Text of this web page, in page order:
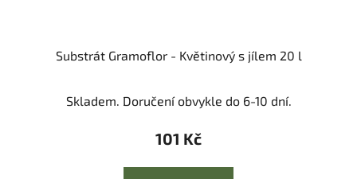
Substrát Gramoflor - Květinový s jílem 20 l
Skladem. Doručení obvykle do 6-10 dní.
101 Kč